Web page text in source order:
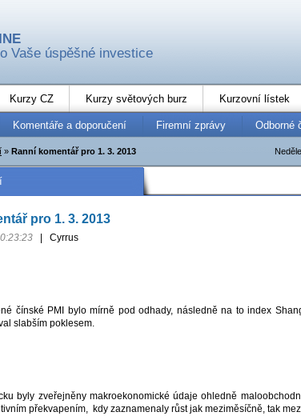
Vaše úspěšné investice
Kurzy CZ Kurzy světových burz Kurzovní lístek
Komentáře a doporučení Firemní zprávy Odborné
» Ranní komentář pro 1. 3. 2013
pro 1. 3. 2013
Cyrrus
čínské PMI bylo mírně pod odhady, následně na to index
slabším poklesem.
byly zveřejněny makroekonomické údaje ohledně
překvapením, kdy zaznamenaly růst jak meziměsíčně, tak